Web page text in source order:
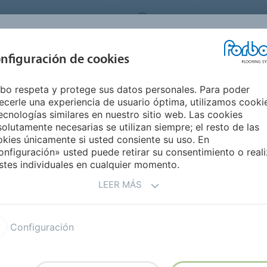
FLOORING SYSTEMS SPAIN
SEGMENTOS
INSPIRACIÓN Y
REFERENCIAS
SOSTENIBILIDAD
la circularidad del pavimento
FORWARD
del pavimento
de pavimentos mediante un proceso
nuestra ambición de circularidad.
de cookies
respeta y protege sus datos personales. Para poder
una experiencia de usuario óptima, utilizamos
similares en nuestro sitio web. Las cookies
necesarias se utilizan siempre; el resto de las
únicamente si usted consiente su uso. En
usted puede retirar su consentimiento o
individuales en cualquier momento.
LEER MÁS
Configuración